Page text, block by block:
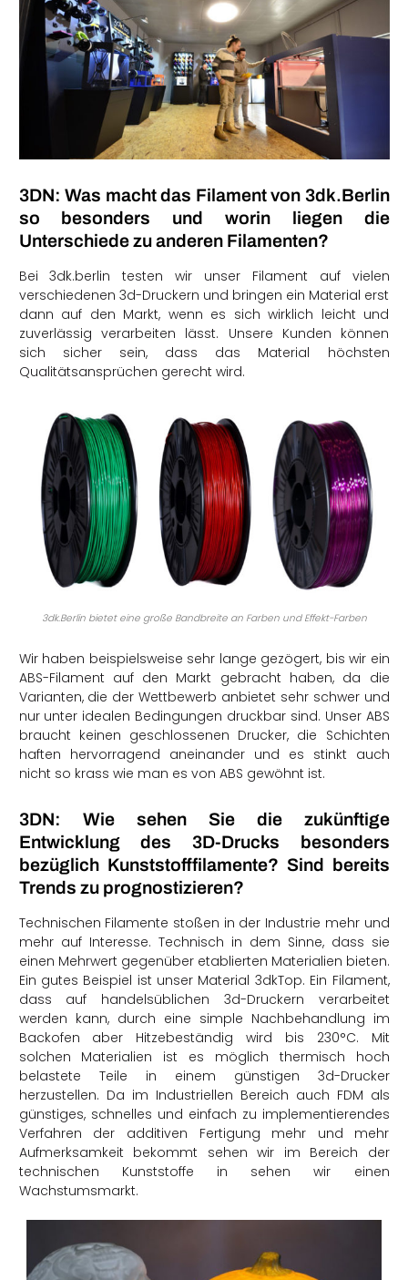
3DN: Was macht das Filament von 3dk.Berlin
so besonders und worin liegen die
Unterschiede zu anderen Filamenten?
Bei 3dk.berlin testen wir unser Filament auf vielen
verschiedenen 3d-Druckern und bringen ein Material erst
dann auf den Markt, wenn es sich wirklich leicht und
zuverlässig verarbeiten lässt. Unsere Kunden können
sich sicher sein, dass das Material höchsten
Qualitätsansprüchen gerecht wird.
3dk.Berlin bietet eine große Bandbreite an Farben und Effekt-Farben
Wir haben beispielsweise sehr lange gezögert, bis wir ein
ABS-Filament auf den Markt gebracht haben, da die
Varianten, die der Wettbewerb anbietet sehr schwer und
nur unter idealen Bedingungen druckbar sind. Unser ABS
braucht keinen geschlossenen Drucker, die Schichten
haften hervorragend aneinander und es stinkt auch
nicht so krass wie man es von ABS gewöhnt ist.
3DN: Wie sehen Sie die zukünftige
Entwicklung des 3D-Drucks besonders
bezüglich Kunststofffilamente? Sind bereits
Trends zu prognostizieren?
Technischen Filamente stoßen in der Industrie mehr und
mehr auf Interesse. Technisch in dem Sinne, dass sie
einen Mehrwert gegenüber etablierten Materialien bieten.
Ein gutes Beispiel ist unser Material 3dkTop. Ein Filament,
dass auf handelsüblichen 3d-Druckern verarbeitet
werden kann, durch eine simple Nachbehandlung im
Backofen aber Hitzebeständig wird bis 230°C. Mit
solchen Materialien ist es möglich thermisch hoch
belastete Teile in einem günstigen 3d-Drucker
herzustellen. Da im Industriellen Bereich auch FDM als
günstiges, schnelles und einfach zu implementierendes
Verfahren der additiven Fertigung mehr und mehr
Aufmerksamkeit bekommt sehen wir im Bereich der
technischen Kunststoffe in sehen wir einen
Wachstumsmarkt.